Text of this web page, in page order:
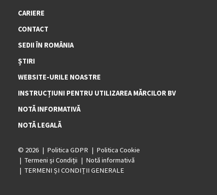
CARIERE
CONTACT
SEDII ÎN ROMÂNIA
ȘTIRI
WEBSITE-URILE NOASTRE
INSTRUCȚIUNI PENTRU UTILIZAREA MĂRCILOR BV
NOTĂ INFORMATIVĂ
NOTĂ LEGALĂ
© 2026 Politica GDPR
Politica Cookie
Termeni și Condiții
Notă informativă
TERMENI ȘI CONDIȚII GENERALE